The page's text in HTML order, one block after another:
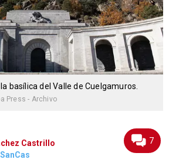
basílica del Valle de Cuelgamuros.
Press - Archivo
Castrillo
7